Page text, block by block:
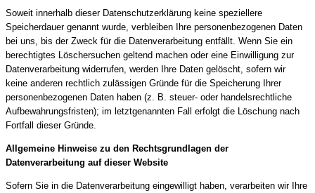
Soweit innerhalb dieser Datenschutzerklärung keine speziellere
Speicherdauer genannt wurde, verbleiben Ihre personenbezogenen Daten
bei uns, bis der Zweck für die Datenverarbeitung entfällt. Wenn Sie ein
berechtigtes Löschersuchen geltend machen oder eine Einwilligung zur
Datenverarbeitung widerrufen, werden Ihre Daten gelöscht, sofern wir
keine anderen rechtlich zulässigen Gründe für die Speicherung Ihrer
personenbezogenen Daten haben (z. B. steuer- oder handelsrechtliche
Aufbewahrungsfristen); im letztgenannten Fall erfolgt die Löschung nach
Fortfall dieser Gründe.
Allgemeine Hinweise zu den Rechtsgrundlagen der
Datenverarbeitung auf dieser Website
Sofern Sie in die Datenverarbeitung eingewilligt haben, verarbeiten wir Ihre